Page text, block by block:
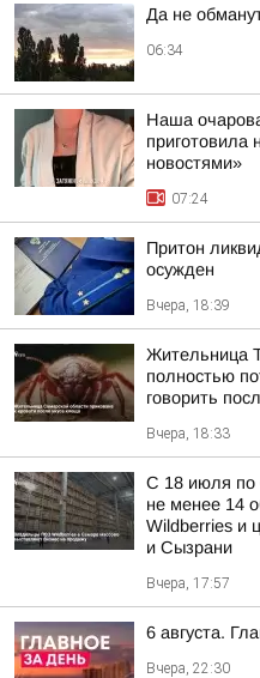
Да не
06:34
Наша
приготовила
новостями»
07:24
Притон
осужден
Вчера, 18:39
Жительница
полностью
говорить
Вчера, 18:33
С 18 июля по
не менее 14
Wildberries и
и Сызрани
Вчера, 17:57
6 августа.
Вчера, 22:30